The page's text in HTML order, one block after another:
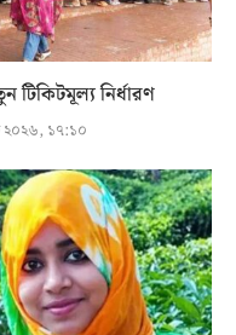
টিকিটমূল্য নির্ধারণ
১৭:১০